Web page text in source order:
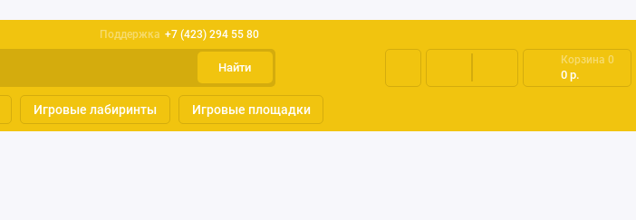
Поддержка +7 (423) 294 55 80
Найти
Корзина 0
0 р.
Игровые лабиринты Игровые площадки